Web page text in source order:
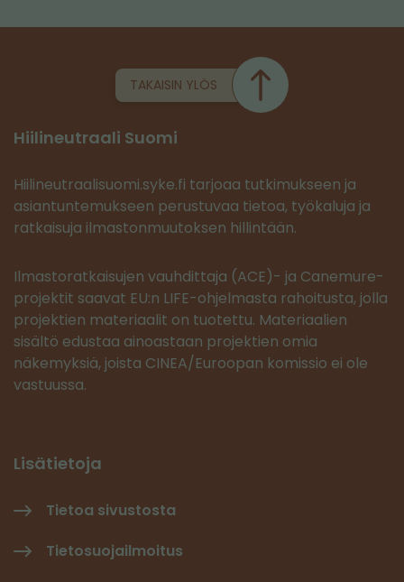
TAKAISIN YLÖS
Hiilineutraali Suomi
Hiilineutraalisuomi.syke.fi tarjoaa tutkimukseen ja
asiantuntemukseen perustuvaa tietoa, työkaluja ja
ratkaisuja ilmastonmuutoksen hillintään.
Ilmastoratkaisujen vauhdittaja (ACE)- ja Canemure-
projektit saavat EU:n LIFE-ohjelmasta rahoitusta, jolla
projektien materiaalit on tuotettu. Materiaalien
sisältö edustaa ainoastaan projektien omia
näkemyksiä, joista CINEA/Euroopan komissio ei ole
vastuussa.
Lisätietoja
Tietoa sivustosta
Tietosuojailmoitus